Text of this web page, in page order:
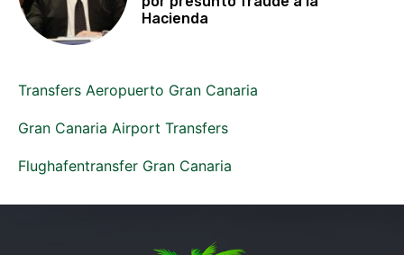
Hacienda
Transfers Aeropuerto Gran Canaria
Gran Canaria Airport Transfers
Flughafentransfer Gran Canaria